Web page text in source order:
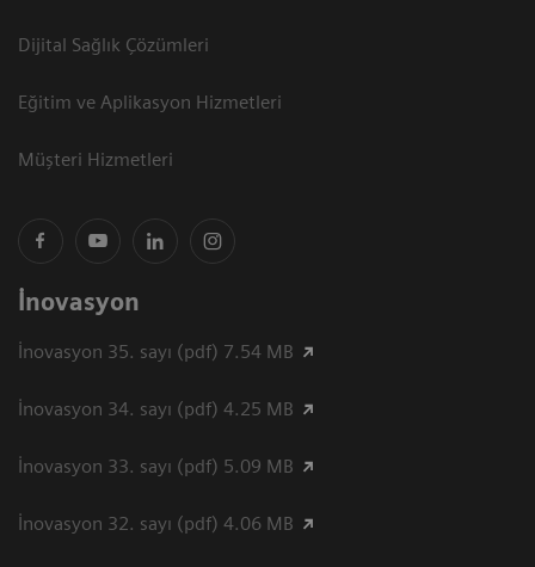
Dijital Sağlık Çözümleri
Eğitim ve Aplikasyon Hizmetleri
Müşteri Hizmetleri
İnovasyon
İnovasyon 35. sayı (pdf) 7.54 MB
İnovasyon 34. sayı (pdf) 4.25 MB
İnovasyon 33. sayı (pdf) 5.09 MB
İnovasyon 32. sayı (pdf) 4.06 MB